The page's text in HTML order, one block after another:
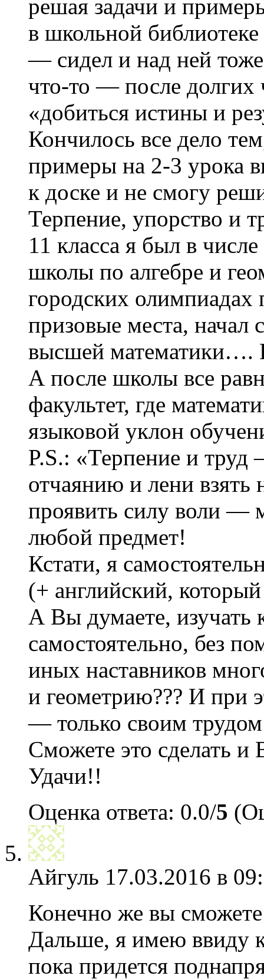
решая задачи и
в школьной
— сидел и над ней
что-то — после
«добиться истины и
Кончилось все дело
примеры на 2-3 урока
к доске и не смогу
Терпение, упорство и
11 класса я был в
школы по алгебре и
городских олимпиадах
призовые места, начал
высшей математики….
А после школы все
факультет, где
языковой уклон
P.S.: «Терпение и труд
отчаянию и лени
проявить силу воли —
любой предмет!
Кстати, я
(+ английский,
А Вы думаете, изучать
самостоятельно, без
иных наставников
и геометрию??? И при
— только своим
Сможете это сделать и
Удачи!!
Оценка ответа: 0.0/5
Айгуль 17.03.2016 в
Конечно же вы
Дальше, я имею ввиду
пока придется